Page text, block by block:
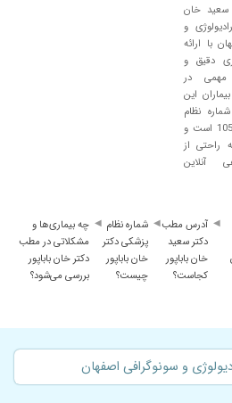
سعید خان
و
با ارائه
دقیق و
در
این
نظام
پزشکی ایشان 105935 است و
راحتی از
آنلاین
آدرس مطب
دکتر سعید
خان باباپور
کجاست؟
شماره نظام
پزشکی دکتر
خان باباپور
چیست؟
چه بیماری‌ها و
مشکلاتی در مطب
دکتر خان باباپور
بررسی می‌شود؟
و سونوگرافی اصفهان